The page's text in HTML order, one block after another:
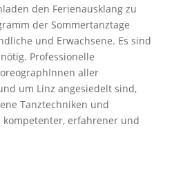
den Ferienausklang zu
der Sommertanztage
und Erwachsene. Es sind
Professionelle
aller
um Linz angesiedelt sind,
Tanztechniken und
erfahrener und